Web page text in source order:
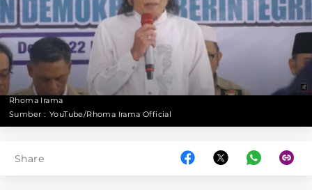
Rhoma Irama
Sumber : YouTube/Rhoma Irama Official
Share